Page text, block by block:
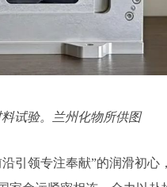
试验。兰州化物所供图
引领专注奉献”的润滑初